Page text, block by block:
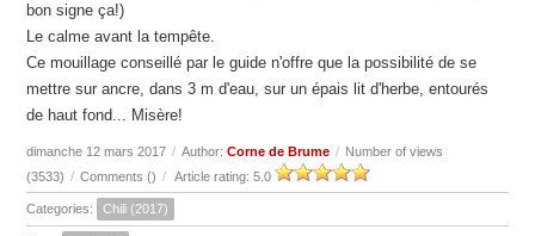
bon signe ça!)
Le calme avant la tempête.
Ce mouillage conseillé par le guide n'offre que la possibilité de se
mettre sur ancre, dans 3 m d'eau, sur un épais lit d'herbe, entourés
de haut fond... Misère!
dimanche 12 mars 2017 / Author:Corne de Brume / Number of views
(3533) / Comments () / Article rating: 5.0
Categories: Chili (2017)